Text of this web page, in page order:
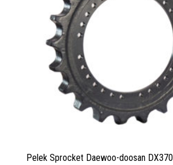
Pelek Sprocket Daewoo-doosan DX370